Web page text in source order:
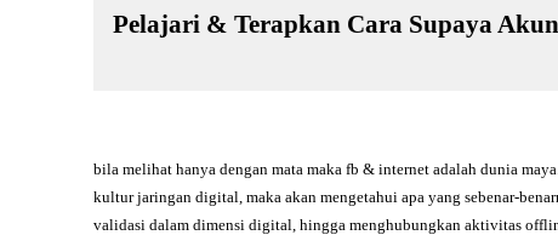
Pelajari & Terapkan Cara Supaya
bila melihat hanya dengan mata maka fb & internet adalah dunia
kultur jaringan digital, maka akan mengetahui apa yang sebenar-
validasi dalam dimensi digital, hingga menghubungkan aktivitas